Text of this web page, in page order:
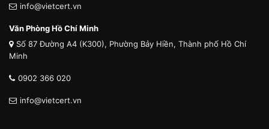
info@vietcert.vn
Văn Phòng Hồ Chí Minh
Số 87 Đường A4 (K300), Phường Bảy Hiền, Thành phố Hồ Chí
Minh
0902 366 020
info@vietcert.vn